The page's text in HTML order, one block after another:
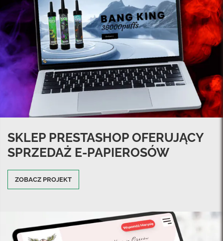
SKLEP PRESTASHOP OFERUJĄCY
SPRZEDAŻ E-PAPIEROSÓW
ZOBACZ PROJEKT